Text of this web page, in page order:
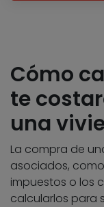
Cómo
te
una
La compra de
asociados,
impuestos o los
calcularlos para